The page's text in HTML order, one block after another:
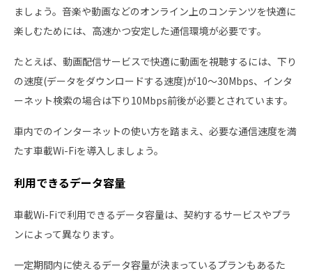
ましょう。音楽や動画などのオンライン上のコンテンツを快適に
楽しむためには、高速かつ安定した通信環境が必要です。
たとえば、動画配信サービスで快適に動画を視聴するには、下り
の速度(データをダウンロードする速度)が10〜30Mbps、インタ
ーネット検索の場合は下り10Mbps前後が必要とされています。
車内でのインターネットの使い方を踏まえ、必要な通信速度を満
たす車載Wi-Fiを導入しましょう。
利用できるデータ容量
車載Wi-Fiで利用できるデータ容量は、契約するサービスやプラ
ンによって異なります。
一定期間内に使えるデータ容量が決まっているプランもあるた